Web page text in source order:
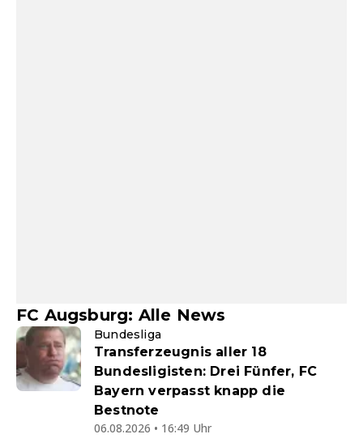
FC Augsburg: Alle News
Bundesliga
Transferzeugnis aller 18
Bundesligisten: Drei Fünfer, FC
Bayern verpasst knapp die
Bestnote
06.08.2026 • 16:49 Uhr